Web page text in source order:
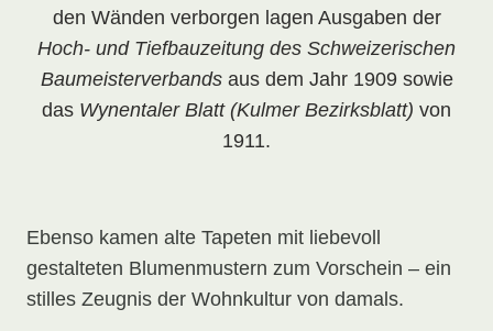
den Wänden verborgen lagen Ausgaben der
Hoch- und Tiefbauzeitung des Schweizerischen
Baumeisterverbandsaus dem Jahr 1909 sowie
das Wynentaler Blatt (Kulmer Bezirksblatt) von
1911.
Ebenso kamen alte Tapeten mit liebevoll
gestalteten Blumenmustern zum Vorschein – ein
stilles Zeugnis der Wohnkultur von damals.